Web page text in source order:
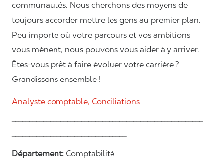
communautés. Nous cherchons des moyens de
toujours accorder mettre les gens au premier plan.
Peu importe où votre parcours et vos ambitions
vous mènent, nous pouvons vous aider à y arriver.
Êtes-vous prêt à faire évoluer votre carrière ?
Grandissons ensemble !
Analyste comptable, Conciliations
Département: Comptabilité